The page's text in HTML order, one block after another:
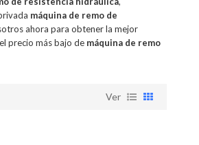
máquina de remo de
ahora para obtener la mejor
precio más bajo de máquina de remo
Ver